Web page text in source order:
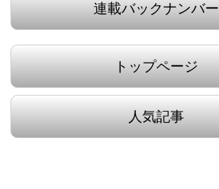
連載バックナンバー
トップページ
人気記事